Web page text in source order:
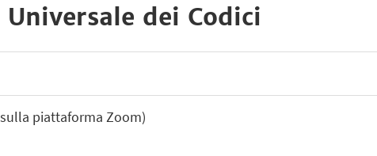
dei Codici
piattaforma Zoom)